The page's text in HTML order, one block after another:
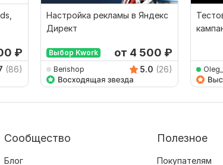
₽
(86)
Настройка рекламы в Яндекс
Директ
Выбор Kwork от 4 500 ₽
Berishop 5.0 (26)
Сообщество
Блог
Полезное
Покупателям